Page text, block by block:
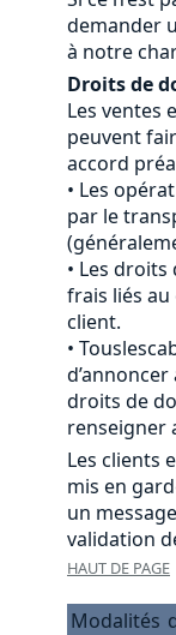
demander
à notre
Droits de
Les ventes
peuvent
accord
Les
par le
Les droits
frais liés
client.
droits de
renseigner
Les clients
mis en
un
validation
HAUT DE PAGE
Modalités